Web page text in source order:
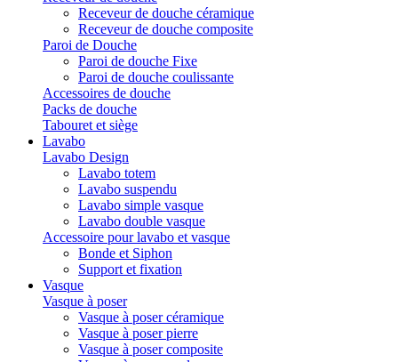
Receveur de douche céramique
Receveur de douche composite
Paroi de Douche
Paroi de douche Fixe
Paroi de douche coulissante
Accessoires de douche
Packs de douche
Tabouret et siège
Lavabo
Lavabo Design
Lavabo totem
Lavabo suspendu
Lavabo simple vasque
Lavabo double vasque
Accessoire pour lavabo et vasque
Bonde et Siphon
Support et fixation
Vasque
Vasque à poser
Vasque à poser céramique
Vasque à poser pierre
Vasque à poser composite